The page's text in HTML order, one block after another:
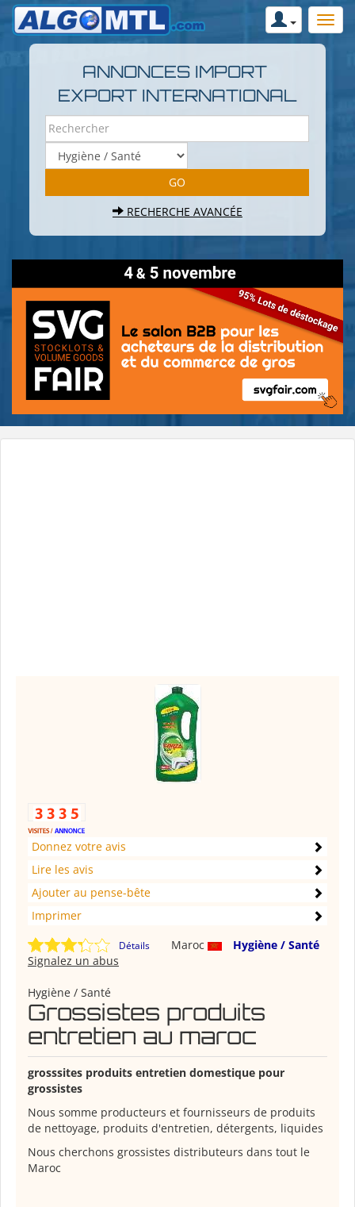
ANNONCES IMPORT
EXPORT INTERNATIONAL
RECHERCHE AVANCÉE
Donnez votre avis
Lire les avis
Ajouter au pense-bête
Imprimer
Détails Maroc
Hygiène / Santé
Signalez un abus
Hygiène / Santé
Grossistes produits
entretien au maroc
grosssites produits entretien domestique pour
grossistes
Nous somme producteurs et fournisseurs de produits
de nettoyage, produits d'entretien, détergents, liquides
Nous cherchons grossistes distributeurs dans tout le
Maroc